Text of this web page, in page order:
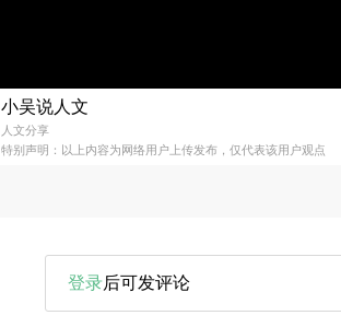
小吴说人文
人文分享
特别声明：以上内容为网络用户上传发布，仅代表该用户观点
登录后可发评论